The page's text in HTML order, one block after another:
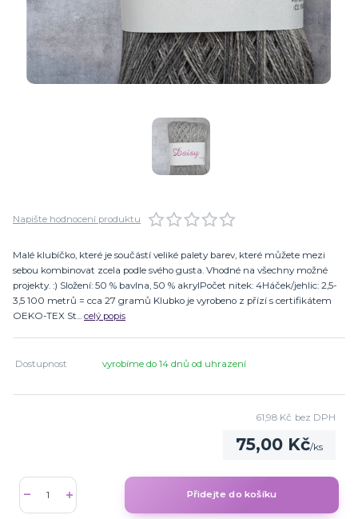
Napište hodnocení produktu
Malé klubíčko, které je součástí veliké palety barev, které můžete mezi
sebou kombinovat zcela podle svého gusta. Vhodné na všechny možné
projekty. :) Složení: 50 % bavlna, 50 % akrylPočet nitek: 4Háček/jehlic: 2,5-
3,5 100 metrů = cca 27 gramů Klubko je vyrobeno z přízí s certifikátem
OEKO-TEX St... celý popis
Dostupnost vyrobíme do 14 dnů od uhrazení
75,00 Kč/ks
61,98 Kč bez DPH
Přidejte do košíku